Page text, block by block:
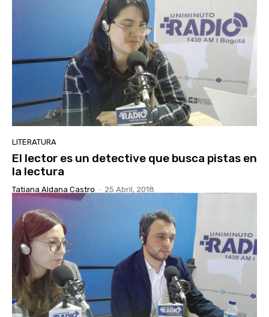
LITERATURA
El lector es un detective que busca pistas en
la lectura
Tatiana Aldana Castro - 25 Abril, 2018